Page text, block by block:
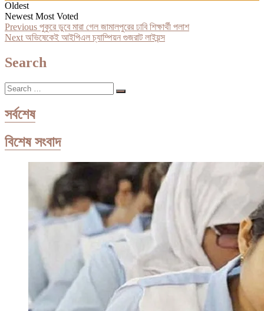
Oldest
Newest Most Voted
Post
navigation
Previous Previous
post:
পুকুরে ডুবে মারা গেল জামালপুরের ঢাবি শিক্ষার্থী পলাশ
Next Next
অভিষেকেই আইপিএল চ্যাম্পিয়ন গুজরাট লাইয়ন্স
Search
Search
…
সর্বশেষ
বিশেষ সংবাদ